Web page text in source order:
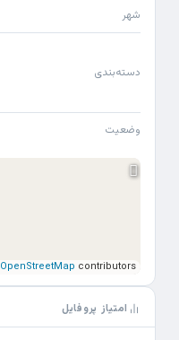
شهر
دسته‌بندی
وضعیت
OpenStreetMap contributors
امتیاز پروفایل